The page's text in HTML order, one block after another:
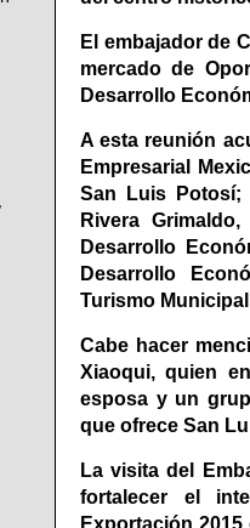
El embajador de
mercado de
Desarrollo
A esta reunión
Empresarial
San Luis Potosí;
Rivera
Desarrollo
Desarrollo
Turismo
Cabe hacer
Xiaoqui, quien
esposa y un
que ofrece San
La visita del
fortalecer el
Exportación